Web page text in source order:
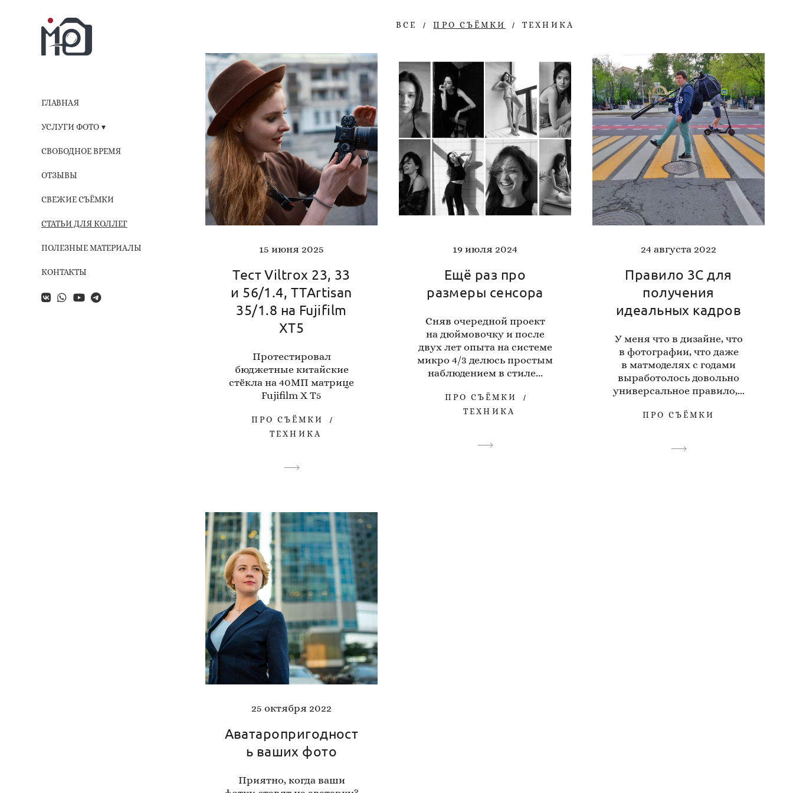
ГЛАВНАЯ
УСЛУГИ ФОТО
СВОБОДНОЕ ВРЕМЯ
ОТЗЫВЫ
СВЕЖИЕ СЪЁМКИ
СТАТЬИ ДЛЯ КОЛЛЕГ
ПОЛЕЗНЫЕ МАТЕРИАЛЫ
КОНТАКТЫ
ВСЕ ПРО СЪЁМКИ ТЕХНИКА
15 июня 2025
Тест Viltrox 23, 33
и 56/1.4, TTArtisan
35/1.8 на Fujifilm
XT5
Протестировал
бюджетные китайские
стёкла на 40МП матрице
Fujifilm X T5
ПРО СЪЁМКИ
ТЕХНИКА
19 июля 2024
Ещё раз про
размеры сенсора
Сняв очередной проект
на дюймовочку и после
двух лет опыта на системе
микро 4/3 делюсь простым
наблюдением в стиле...
ПРО СЪЁМКИ
ТЕХНИКА
24 августа 2022
Правило 3С для
получения
идеальных кадров
У меня что в дизайне, что
в фотографии, что даже
в матмоделях с годами
выработолось довольно
универсальное правило,...
ПРО СЪЁМКИ
25 октября 2022
Аватаропригодност
ь ваших фото
Приятно, когда ваши